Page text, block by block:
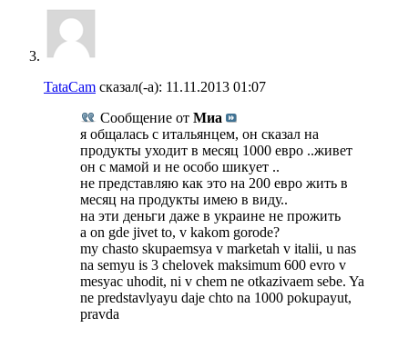
TataCam сказал(-а): 11.11.2013 01:07
Сообщение от Миа
я общалась с итальянцем, он сказал на
продукты уходит в месяц 1000 евро ..живет
он с мамой и не особо шикует ..
не представляю как это на 200 евро жить в
месяц на продукты имею в виду..
на эти деньги даже в украине не прожить
a on gde jivet to, v kakom gorode?
my chasto skupaemsya v marketah v italii, u nas
na semyu is 3 chelovek maksimum 600 evro v
mesyac uhodit, ni v chem ne otkazivaem sebe. Ya
ne predstavlyayu daje chto na 1000 pokupayut,
pravda